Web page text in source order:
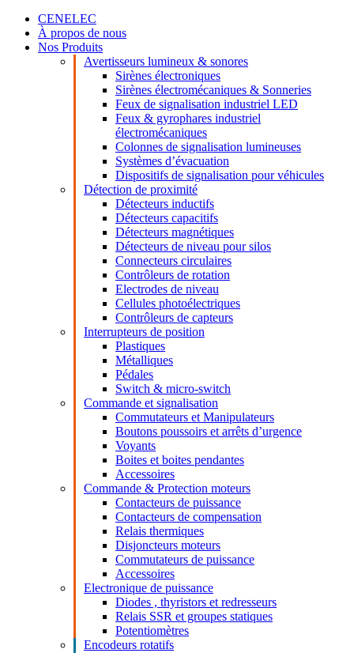
CENELEC
À propos de nous
Nos Produits
Avertisseurs lumineux & sonores
Sirènes électroniques
Sirènes électromécaniques & Sonneries
Feux de signalisation industriel LED
Feux & gyrophares industriel
électromécaniques
Colonnes de signalisation lumineuses
Systèmes d’évacuation
Dispositifs de signalisation pour véhicules
Détection de proximité
Détecteurs inductifs
Détecteurs capacitifs
Détecteurs magnétiques
Détecteurs de niveau pour silos
Connecteurs circulaires
Contrôleurs de rotation
Electrodes de niveau
Cellules photoélectriques
Contrôleurs de capteurs
Interrupteurs de position
Plastiques
Métalliques
Pédales
Switch & micro-switch
Commande et signalisation
Commutateurs et Manipulateurs
Boutons poussoirs et arrêts d’urgence
Voyants
Boites et boites pendantes
Accessoires
Commande & Protection moteurs
Contacteurs de puissance
Contacteurs de compensation
Relais thermiques
Disjoncteurs moteurs
Commutateurs de puissance
Accessoires
Electronique de puissance
Diodes , thyristors et redresseurs
Relais SSR et groupes statiques
Potentiomètres
Encodeurs rotatifs